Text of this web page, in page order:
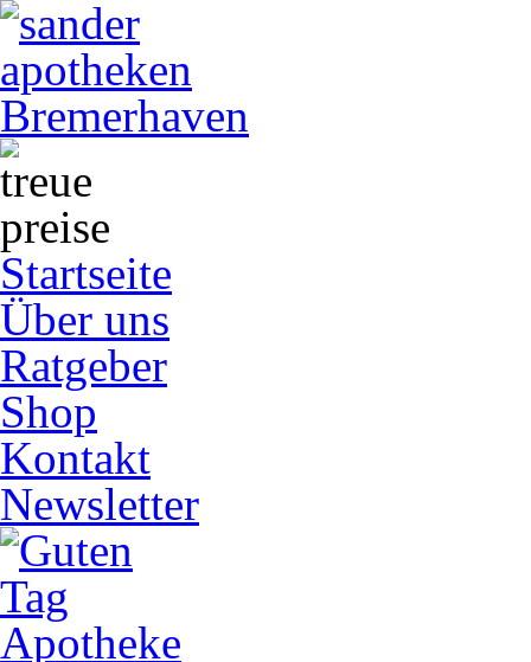
Startseite
Über uns
Ratgeber
Shop
Kontakt
Newsletter